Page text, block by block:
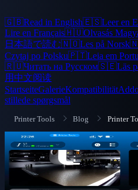
🇬🇧Read in English🇪🇸Leer en
Lire en Français🇭🇺Olvasás
日本語で読む🇳🇴Les på Norsk
Czytaj po Polsku🇵🇹Leia em
🇷🇺Читать на Русском🇸🇪Läs
用中文阅读
StartseiteGalerieKompatibilität
stillede spørgsmål
Printer Tools Blog